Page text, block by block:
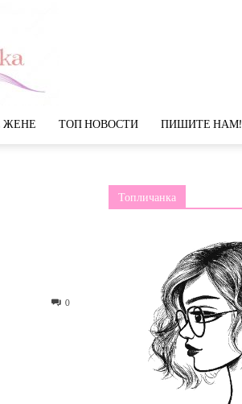
ЖЕНЕ ТОП НОВОСТИ ПИШИТЕ НАМ!
0
Топличанка